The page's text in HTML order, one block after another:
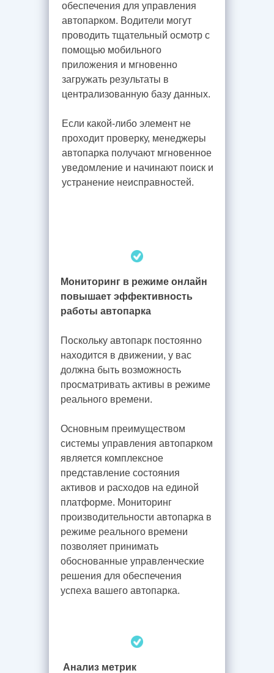
Мониторинг в режиме онлайн
повышает эффективность
работы автопарка
Анализ метрик
обеспечения для управления
автопарком. Водители могут
проводить тщательный осмотр с
помощью мобильного
приложения и мгновенно
загружать результаты в
централизованную базу данных.
Если какой-либо элемент не
проходит проверку, менеджеры
автопарка получают мгновенное
уведомление и начинают поиск и
устранение неисправностей.
Поскольку автопарк постоянно
находится в движении, у вас
должна быть возможность
просматривать активы в режиме
реального времени.
Основным преимуществом
системы управления автопарком
является комплексное
представление состояния
активов и расходов на единой
платформе. Мониторинг
производительности автопарка в
режиме реального времени
позволяет принимать
обоснованные управленческие
решения для обеспечения
успеха вашего автопарка.